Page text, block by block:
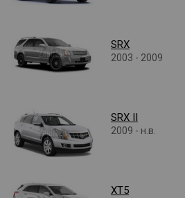
SRX
2003 - 2009
SRX II
2009 - н.в.
XT5